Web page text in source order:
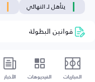
يتأهل لـ النهائي
قوانين البطولة
المباريات الفيديوهات الأخبار